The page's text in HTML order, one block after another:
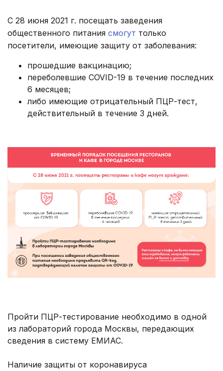
С 28 июня 2021 г. посещать заведения
общественного питания смогут только
посетители, имеющие защиту от заболевания:
прошедшие вакцинацию;
переболевшие COVID-19 в течение последних
6 месяцев;
либо имеющие отрицательный ПЦР-тест,
действительный в течение 3 дней.
Пройти ПЦР-тестирование необходимо в одной
из лабораторий города Москвы, передающих
сведения в систему ЕМИАС.
Наличие защиты от коронавируса